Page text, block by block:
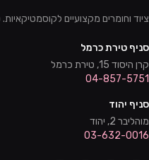
ציוד וחומרים מקצועיים
סניף טירת כרמל
קרן היסוד 15, טירת כרמל
04-857-5751
סניף יהוד
מוהליבר 2, יהוד
03-632-0016